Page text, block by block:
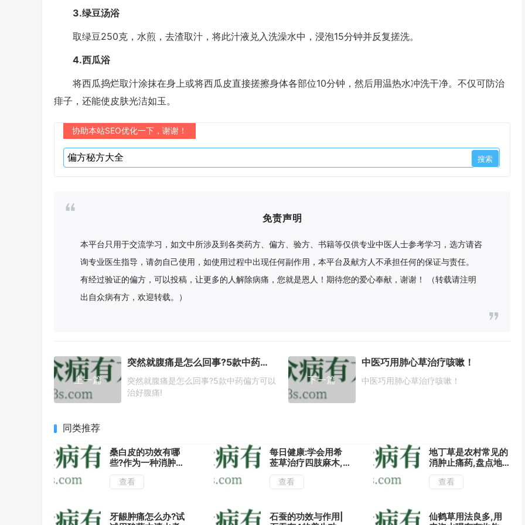
3.绿豆汤浴
取绿豆250克，水煎，去渣取汁，将此汁液兑入洗澡水中，浸泡15分钟并反复搓洗。
4.西瓜浴
将西瓜捣烂取汁涂抹在身上或将西瓜皮直接搓擦身体各部位10分钟，然后用温热水冲洗干净。不仅可防治
痱子，还能使皮肤光洁如玉。
协助本站SEO优化一下，谢谢！
免责声明
本平台只用于交流学习，如文中所涉及到各类药方、偏方、验方、书籍等仅供专业中医人士参考学习，选方请咨
询专业医生指导，请勿自己使用，如使用过程中出现任何副作用，本平台及献方人不承担任何的保证与责任。
有经过验证的偏方，可以投稿，让更多的人解除病痛，您就是恩人！期待您的爱心奉献，谢谢！ （转载请注明
出自众病有方，欢迎转载。）
上一篇
突然就腹痛是怎么回事?5款中药偏方可以治好腹痛!
突然就腹痛是怎么回事?5款中药偏方可以
治好腹痛!
下一篇
中医巧用肺心草治疗咳嗽！
中医巧用肺心草治疗咳嗽！
同类推荐
桑白皮的功效有哪
些?作为一种消肿平
喘的中药,了解它的
这几种用法药效更佳
查看
每日健康:学会用希
莶草治疗四肢麻木,
祛风止痛效果好!
查看
地丁草是农村常见的
消肿止痛药,盘点地
丁草的4大药用功效!
查看
牙龈肿痛怎么办?试
石蚕的功效与作用|
仙鹤草用法良多,用